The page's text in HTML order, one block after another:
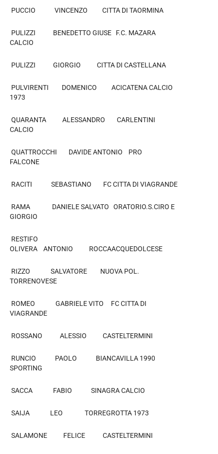
PUCCIO VINCENZO CITTA DI TAORMINA
PULIZZI BENEDETTO GIUSE F.C. MAZARA
CALCIO
PULIZZI GIORGIO CITTA DI CASTELLANA
PULVIRENTI DOMENICO ACICATENA CALCIO
1973
QUARANTA ALESSANDRO CARLENTINI
CALCIO
QUATTROCCHI DAVIDE ANTONIO PRO
FALCONE
RACITI SEBASTIANO FC CITTA DI VIAGRANDE
RAMA DANIELE SALVATO ORATORIO.S.CIRO E
GIORGIO
RESTIFO
OLIVERA ANTONIO ROCCAACQUEDOLCESE
RIZZO SALVATORE NUOVA POL.
TORRENOVESE
ROMEO GABRIELE VITO FC CITTA DI
VIAGRANDE
ROSSANO ALESSIO CASTELTERMINI
RUNCIO PAOLO BIANCAVILLA 1990
SPORTING
SACCA FABIO SINAGRA CALCIO
SAIJA LEO TORREGROTTA 1973
SALAMONE FELICE CASTELTERMINI